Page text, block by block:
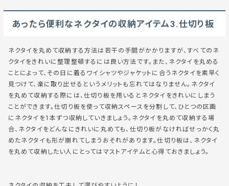
あったら便利なネクタイの収納アイテム3.仕切り板
ネクタイを丸めて収納する方法は若干の手間がかかりますが、すべてのネ
クタイをきれいに整理整頓するには良い方法です。また、ネクタイを丸める
ことによって、その日に着るワイシャツやジャケットに合うネクタイを素早く
見つけて、楽に取り出せるというメリットも忘れてはなりません。ネクタイ
を丸めて収納する際には、仕切り板を用いるとネクタイをきれいにしまう
ことができます。仕切り板を使って収納スペースを分割して、ひとつの区画
にネクタイを1本ずつ収納していきましょう。ネクタイを丸めて収納する場
合、ネクタイをどんなにきれいに丸めても、仕切り板がなければせっかく丸
めたネクタイも形が崩れてしまうおそれがあります。仕切り板は、ネクタイ
を丸めて収納したい人にとってはマストアイテムと心得ておきましょう。